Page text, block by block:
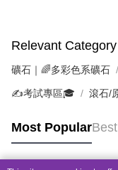
Relevant
礦石｜🌈多彩色系礦石
✍️考試專區🎓 滾石/
Most Popular